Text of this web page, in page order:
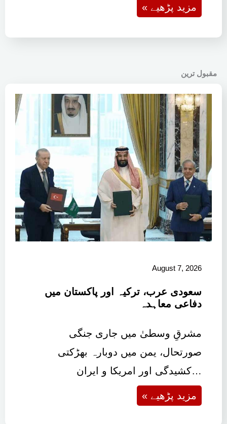
« مزید پڑھیے
مقبول ترین
August 7, 2026
سعودی عرب، ترکیہ اور پاکستان میں
دفاعی معاہدہ
مشرقِ وسطیٰ میں جاری جنگی
صورتحال، یمن میں دوبارہ بھڑکتی
کشیدگی اور امریکا و ایران…
« مزید پڑھیے